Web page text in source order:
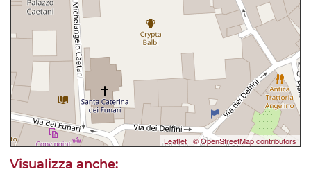
Leaflet | © OpenStreetMap contributors